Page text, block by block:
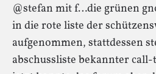
@stefan mit f…die grünen
in die rote liste der
aufgenommen, stattdessen
abschussliste bekannter